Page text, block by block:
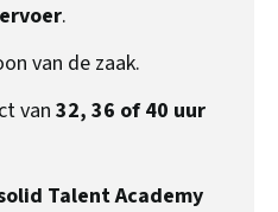
.
van de zaak.
van 32, 36 of 40 uur
Talent Academy